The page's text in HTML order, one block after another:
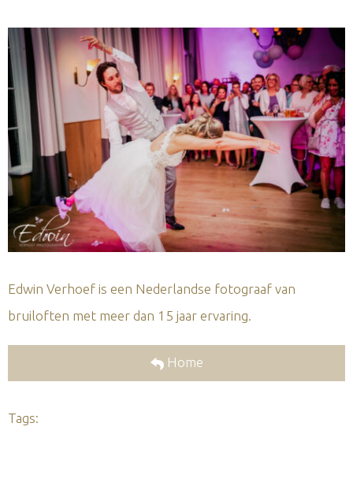
Edwin Verhoef is een Nederlandse fotograaf van
bruiloften met meer dan 15 jaar ervaring.
Home
Tags: